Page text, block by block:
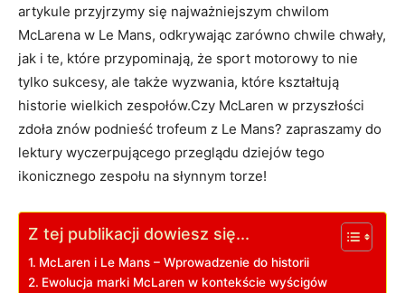
artykule przyjrzymy się najważniejszym chwilom
McLarena w Le Mans, odkrywając zarówno chwile chwały,
jak i te, które przypominają, że sport motorowy to nie
tylko sukcesy, ale także wyzwania, które kształtują
historie wielkich zespołów.Czy McLaren w przyszłości
zdoła znów podnieść trofeum z Le Mans? zapraszamy do
lektury wyczerpującego przeglądu dziejów tego
ikonicznego zespołu na słynnym torze!
Z tej publikacji dowiesz się...
McLaren i Le Mans – Wprowadzenie do historii
Ewolucja marki McLaren w kontekście wyścigów